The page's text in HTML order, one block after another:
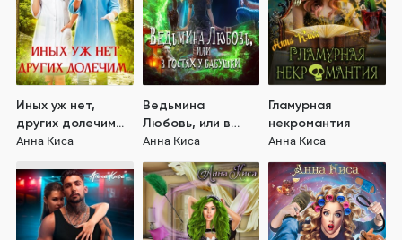
Иных уж нет,
других долечим...
Анна Киса
Ведьмина
Любовь, или в
гостях у бабушки
Анна Киса
Гламурная
некромантия
Анна Киса